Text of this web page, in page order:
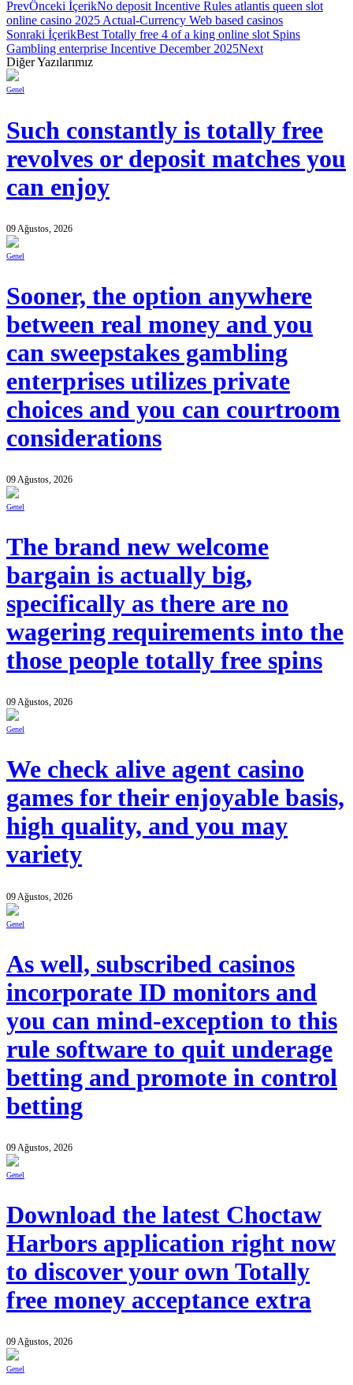
PrevÖnceki İçerikNo deposit Incentive Rules atlantis queen slot
online casino 2025 Actual-Currency Web based casinos
Sonraki İçerikBest Totally free 4 of a king online slot Spins
Gambling enterprise Incentive December 2025Next
Diğer Yazılarımız
Genel
Such constantly is totally free
revolves or deposit matches you
can enjoy
09 Ağustos, 2026
Genel
Sooner, the option anywhere
between real money and you
can sweepstakes gambling
enterprises utilizes private
choices and you can courtroom
considerations
09 Ağustos, 2026
Genel
The brand new welcome
bargain is actually big,
specifically as there are no
wagering requirements into the
those people totally free spins
09 Ağustos, 2026
Genel
We check alive agent casino
games for their enjoyable basis,
high quality, and you may
variety
09 Ağustos, 2026
Genel
As well, subscribed casinos
incorporate ID monitors and
you can mind-exception to this
rule software to quit underage
betting and promote in control
betting
09 Ağustos, 2026
Genel
Download the latest Choctaw
Harbors application right now
to discover your own Totally
free money acceptance extra
09 Ağustos, 2026
Genel